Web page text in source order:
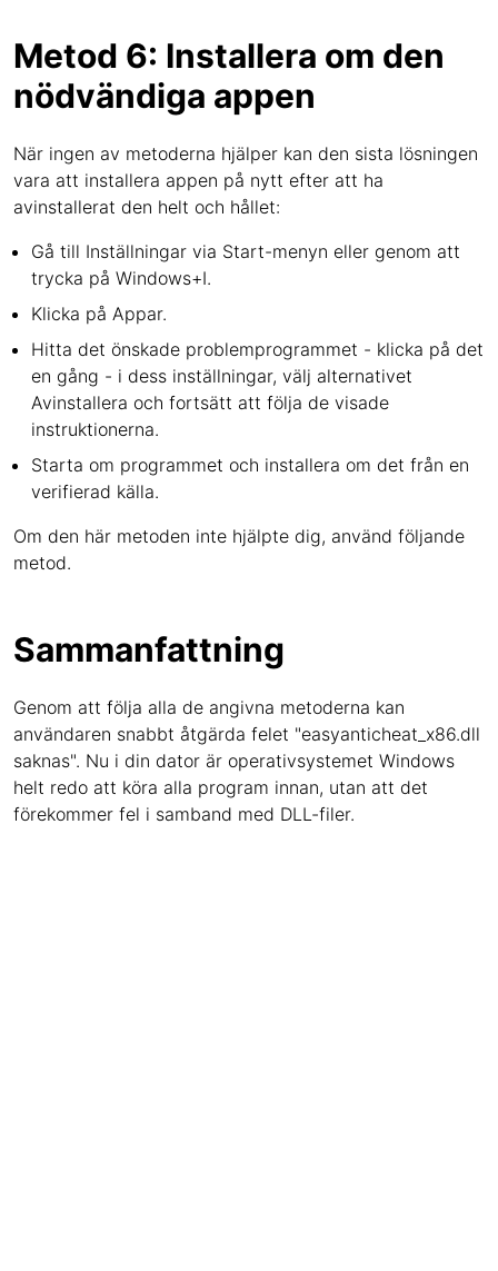
Metod 6: Installera om den
nödvändiga appen
När ingen av metoderna hjälper kan den sista lösningen
vara att installera appen på nytt efter att ha
avinstallerat den helt och hållet:
Gå till Inställningar via Start-menyn eller genom att
trycka på Windows+I.
Klicka på Appar.
Hitta det önskade problemprogrammet - klicka på det
en gång - i dess inställningar, välj alternativet
Avinstallera och fortsätt att följa de visade
instruktionerna.
Starta om programmet och installera om det från en
verifierad källa.
Om den här metoden inte hjälpte dig, använd följande
metod.
Sammanfattning
Genom att följa alla de angivna metoderna kan
användaren snabbt åtgärda felet "easyanticheat_x86.dll
saknas". Nu i din dator är operativsystemet Windows
helt redo att köra alla program innan, utan att det
förekommer fel i samband med DLL-filer.